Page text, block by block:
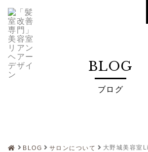
BLOG
ブログ
BLOG サロンについて